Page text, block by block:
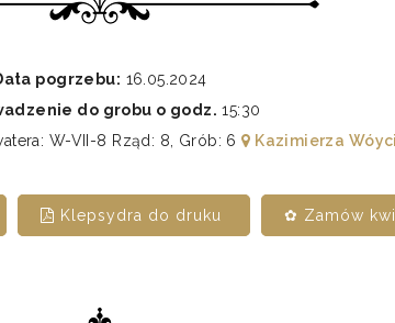
pogrzebu: 16.05.2024
do grobu o godz. 15:30
W-VII-8 Rząd: 8, Grób: 6 Kazimierza
Klepsydra do druku ✿ Zamów